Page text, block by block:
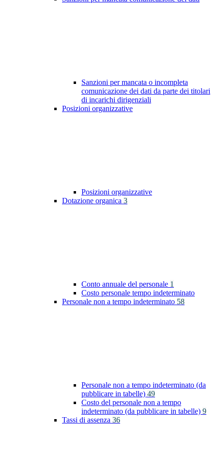
Sanzioni per mancata o incompleta
comunicazione dei dati da parte dei titolari
di incarichi dirigenziali
Posizioni organizzative
Posizioni organizzative
Dotazione organica 3
Conto annuale del personale 1
Costo personale tempo indeterminato
Personale non a tempo indeterminato 58
Personale non a tempo indeterminato (da
pubblicare in tabelle) 49
Costo del personale non a tempo
indeterminato (da pubblicare in tabelle) 9
Tassi di assenza 36